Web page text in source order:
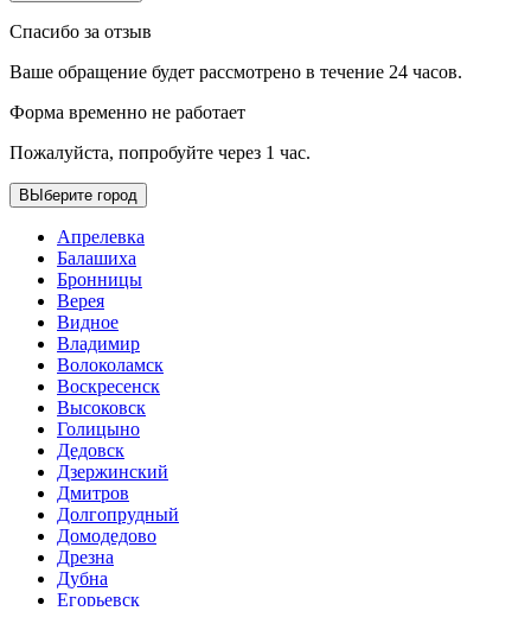
Спасибо за отзыв
Ваше обращение будет рассмотрено в течение 24 часов.
Форма временно не работает
Пожалуйста, попробуйте через 1 час.
ВЫберите город
Апрелевка
Балашиха
Бронницы
Верея
Видное
Владимир
Волоколамск
Воскресенск
Высоковск
Голицыно
Дедовск
Дзержинский
Дмитров
Долгопрудный
Домодедово
Дрезна
Дубна
Егорьевск